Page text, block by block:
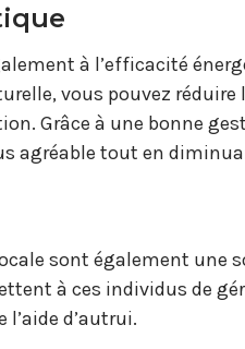
à l’efficacité
vous pouvez réduire
Grâce à une bonne
agréable tout en
sont également une
à ces individus de
d’autrui.